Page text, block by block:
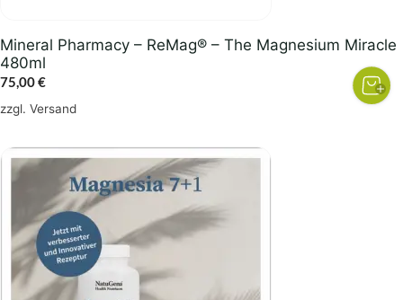
Mineral Pharmacy – ReMag® – The Magnesium Miracle
480ml
75,00€
zzgl. Versand